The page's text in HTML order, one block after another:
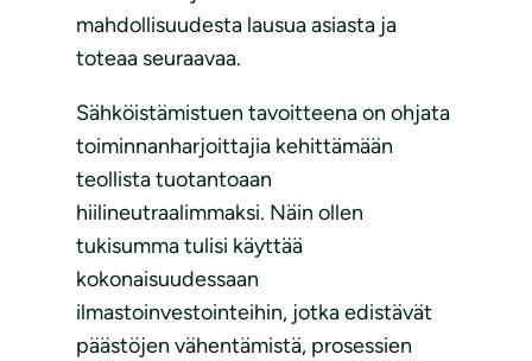
mahdollisuudesta lausua asiasta ja
toteaa seuraavaa.
Sähköistämistuen tavoitteena on ohjata
toiminnanharjoittajia kehittämään
teollista tuotantoaan
hiilineutraalimmaksi. Näin ollen
tukisumma tulisi käyttää
kokonaisuudessaan
ilmastoinvestointeihin, jotka edistävät
päästöjen vähentämistä, prosessien